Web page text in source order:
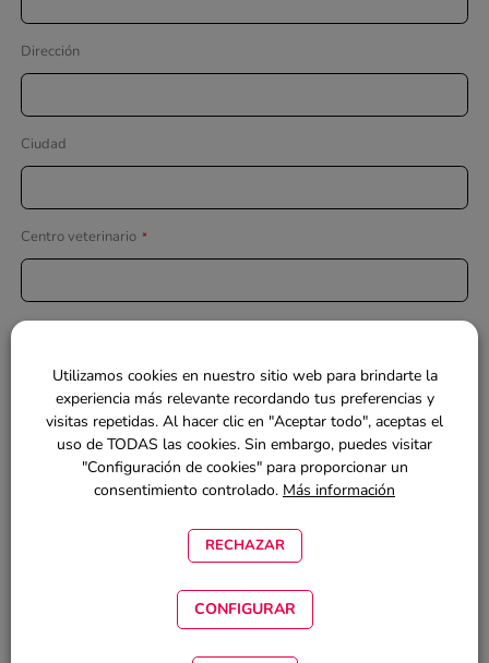
Dirección
Ciudad
Centro veterinario *
Idioma preferido para las comunicaciones por correo
electrónico *
Utilizamos cookies en nuestro sitio web para brindarte la
experiencia más relevante recordando tus preferencias y
visitas repetidas. Al hacer clic en "Aceptar todo", aceptas el
uso de TODAS las cookies. Sin embargo, puedes visitar
"Configuración de cookies" para proporcionar un
consentimiento controlado. Más información
RECHAZAR
CONFIGURAR